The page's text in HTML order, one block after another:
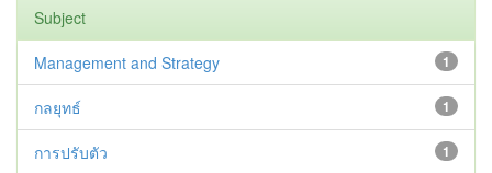
Subject
1
Management and Strategy
1
กลยุทธ์
1
การปรับตัว